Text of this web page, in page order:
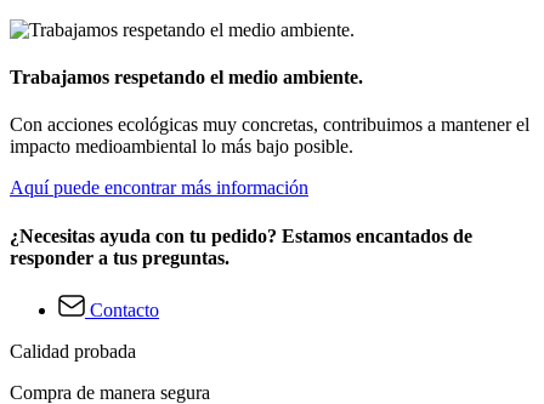
Trabajamos respetando el medio ambiente.
Con acciones ecológicas muy concretas, contribuimos a mantener el
impacto medioambiental lo más bajo posible.
Aquí puede encontrar más información
¿Necesitas ayuda con tu pedido? Estamos encantados de
responder a tus preguntas.
Contacto
Calidad probada
Compra de manera segura